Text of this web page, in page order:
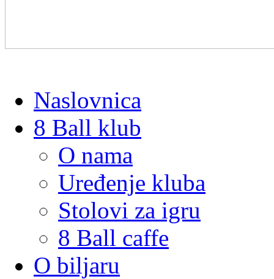
Naslovnica
8 Ball klub
O nama
Uređenje kluba
Stolovi za igru
8 Ball caffe
O biljaru